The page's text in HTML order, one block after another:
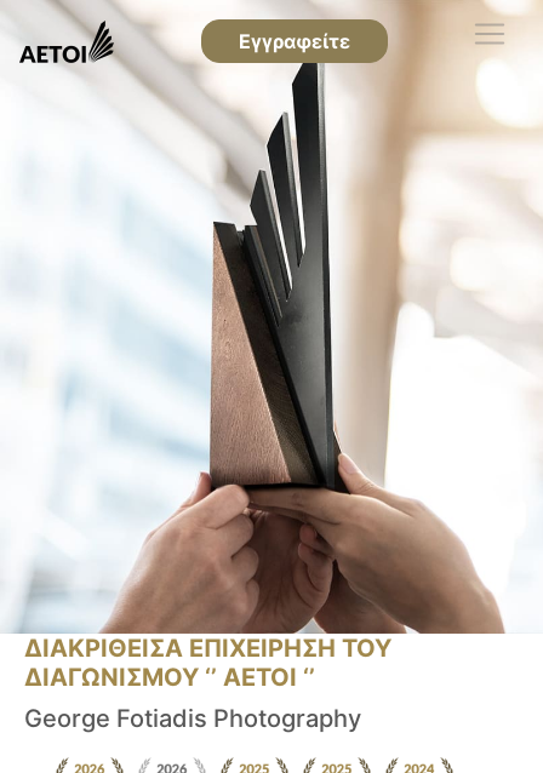
Εγγραφείτε
ΔΙΑΚΡΙΘΕΙΣΑ ΕΠΙΧΕΙΡΗΣΗ ΤΟΥ
ΔΙΑΓΩΝΙΣΜΟΥ ‘’ ΑΕΤΟΙ ‘’
George Fotiadis Photography